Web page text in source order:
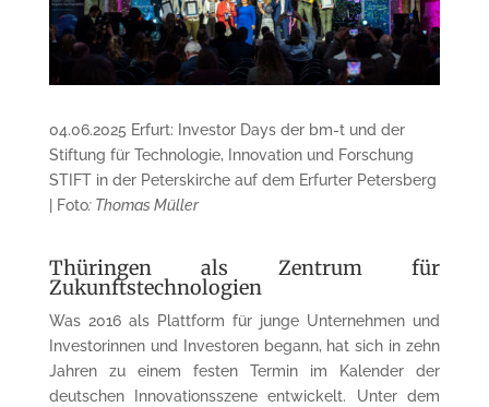
04.06.2025 Erfurt: Investor Days der bm-t und der
Stiftung für Technologie, Innovation und Forschung
STIFT in der Peterskirche auf dem Erfurter Petersberg
| Foto: Thomas Müller
Thüringen als Zentrum für
Zukunftstechnologien
Was 2016 als Plattform für junge Unternehmen und
Investorinnen und Investoren begann, hat sich in zehn
Jahren zu einem festen Termin im Kalender der
deutschen Innovationsszene entwickelt. Unter dem